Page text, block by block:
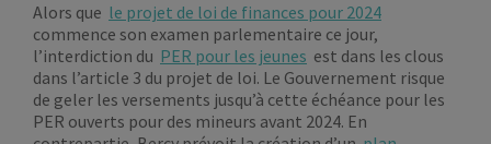
Alors que le projet de loi de finances pour 2024
commence son examen parlementaire ce jour,
l’interdiction du PER pour les jeunes est dans les clous
dans l’article 3 du projet de loi. Le Gouvernement risque
de geler les versements jusqu’à cette échéance pour les
PER ouverts pour des mineurs avant 2024. En